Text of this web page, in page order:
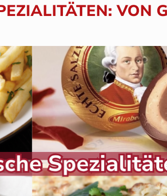
VON